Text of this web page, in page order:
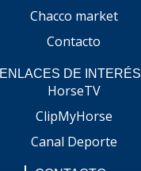
Chacco market
Contacto
ENLACES DE INTERÉS
HorseTV
ClipMyHorse
Canal Deporte